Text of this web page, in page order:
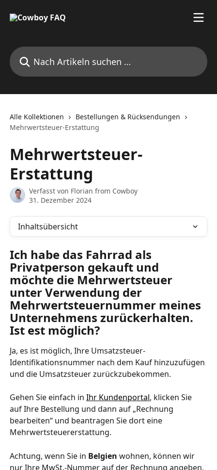
Nach Artikeln suchen …
Alle Kollektionen
Bestellungen & Rücksendungen
Mehrwertsteuer-Erstattung
Mehrwertsteuer-
Erstattung
Verfasst von Florian from Cowboy
31. Dezember 2024
Inhaltsübersicht
Ich habe das Fahrrad als
Privatperson gekauft und
möchte die Mehrwertsteuer
unter Verwendung der
Mehrwertsteuernummer meines
Unternehmens zurückerhalten.
Ist est möglich?
Ja, es ist möglich, Ihre Umsatzsteuer-
Identifikationsnummer nach dem Kauf hinzuzufügen
und die Umsatzsteuer zurückzubekommen.
Gehen Sie einfach in Ihr Kundenportal, klicken Sie
auf Ihre Bestellung und dann auf „Rechnung
bearbeiten“ und beantragen Sie dort eine
Mehrwertsteuererstattung.
Achtung, wenn Sie in Belgien wohnen, können wir
nur Ihre MwSt.-Nummer auf der Rechnung angeben,